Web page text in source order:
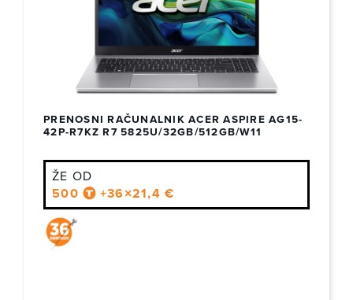
PRENOSNI RAČUNALNIK ACER ASPIRE AG15-
42P-R7KZ R7 5825U/32GB/512GB/W11
ŽE OD
500
+36×21,4 €